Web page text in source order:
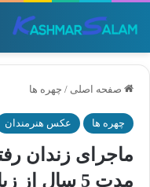
صفحه اصلی / چهره ها
چهره ها عکس هنرمندان
ماجرای زندان
مدت 5 سال از زبان خودش